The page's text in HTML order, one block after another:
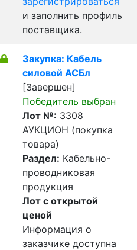
и заполнить профиль
поставщика.
Закупка: Кабель
силовой АСБл
[Завершен]
Победитель выбран
Лот №: 3308
АУКЦИОН (покупка
товара)
Раздел: Кабельно-
проводниковая
продукция
Лот с открытой
ценой
Информация о
заказчике доступна